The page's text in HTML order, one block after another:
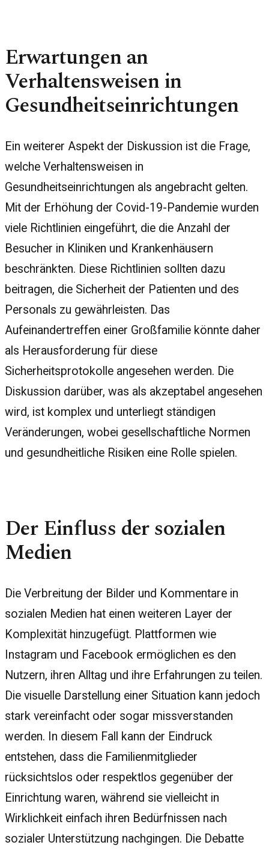
Erwartungen an
Verhaltensweisen in
Gesundheitseinrichtungen
Ein weiterer Aspekt der Diskussion ist die Frage,
welche Verhaltensweisen in
Gesundheitseinrichtungen als angebracht gelten.
Mit der Erhöhung der Covid-19-Pandemie wurden
viele Richtlinien eingeführt, die die Anzahl der
Besucher in Kliniken und Krankenhäusern
beschränkten. Diese Richtlinien sollten dazu
beitragen, die Sicherheit der Patienten und des
Personals zu gewährleisten. Das
Aufeinandertreffen einer Großfamilie könnte daher
als Herausforderung für diese
Sicherheitsprotokolle angesehen werden. Die
Diskussion darüber, was als akzeptabel angesehen
wird, ist komplex und unterliegt ständigen
Veränderungen, wobei gesellschaftliche Normen
und gesundheitliche Risiken eine Rolle spielen.
Der Einfluss der sozialen
Medien
Die Verbreitung der Bilder und Kommentare in
sozialen Medien hat einen weiteren Layer der
Komplexität hinzugefügt. Plattformen wie
Instagram und Facebook ermöglichen es den
Nutzern, ihren Alltag und ihre Erfahrungen zu teilen.
Die visuelle Darstellung einer Situation kann jedoch
stark vereinfacht oder sogar missverstanden
werden. In diesem Fall kann der Eindruck
entstehen, dass die Familienmitglieder
rücksichtslos oder respektlos gegenüber der
Einrichtung waren, während sie vielleicht in
Wirklichkeit einfach ihren Bedürfnissen nach
sozialer Unterstützung nachgingen. Die Debatte